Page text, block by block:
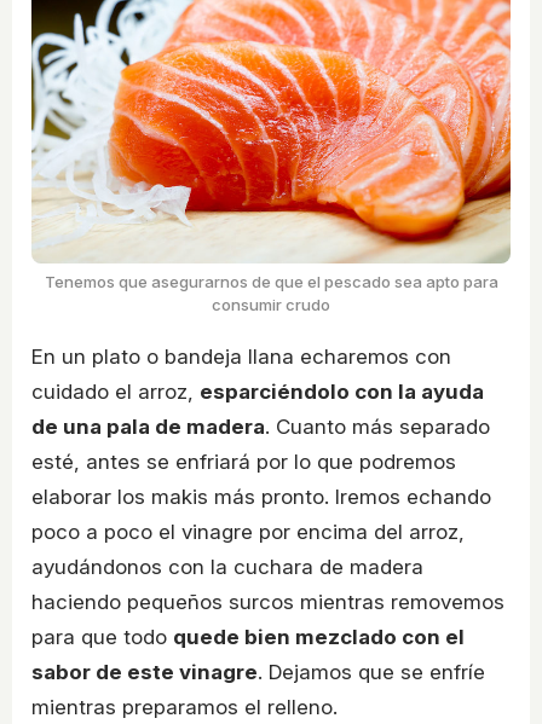
Tenemos que asegurarnos de que el pescado sea apto para
consumir crudo
En un plato o bandeja llana echaremos con
cuidado el arroz, esparciéndolo con la ayuda
de una pala de madera. Cuanto más separado
esté, antes se enfriará por lo que podremos
elaborar los makis más pronto. Iremos echando
poco a poco el vinagre por encima del arroz,
ayudándonos con la cuchara de madera
haciendo pequeños surcos mientras removemos
para que todo quede bien mezclado con el
sabor de este vinagre. Dejamos que se enfríe
mientras preparamos el relleno.